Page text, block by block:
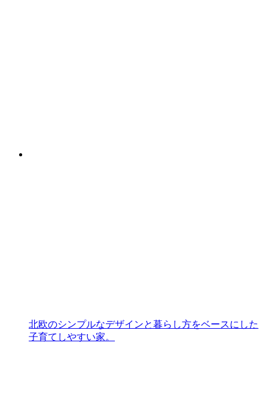
北欧のシンプルなデザインと暮らし方をベースにした
子育てしやすい家。